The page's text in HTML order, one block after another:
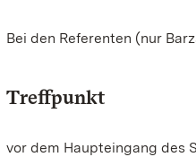
Bei den Referenten (nur
Treffpunkt
vor dem Haupteingang des